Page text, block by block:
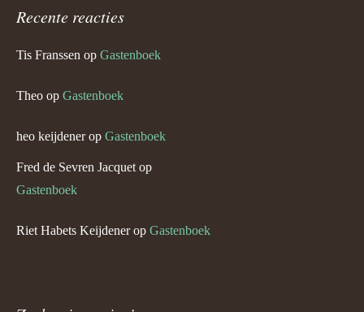
Recente reacties
Tis Franssen op Gastenboek
Theo op Gastenboek
heo keijdenerop Gastenboek
Fred de Sevren Jacquet op
Gastenboek
Riet Habets Keijdenerop Gastenboek